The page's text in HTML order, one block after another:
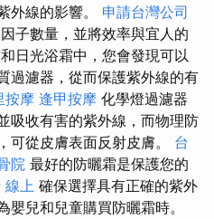
外線的影響。 申請台灣公司
子數量，並將效率與宜人的
日光浴霜中，您會發現可以
過濾器，從而保護紫外線的有
按摩 逢甲按摩 化學燈過濾器
吸收有害的紫外線，而物理防
可從皮膚表面反射皮膚。 台
院 最好的防曬霜是保護您的
線上 確保選擇具有正確的紫外
兒和兒童購買防曬霜時。